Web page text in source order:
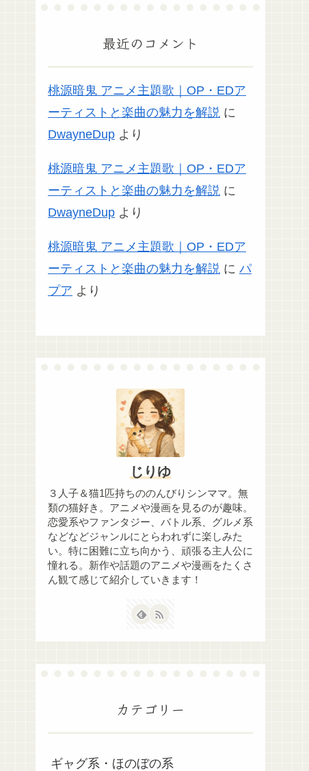
最近のコメント
桃源暗鬼 アニメ主題歌｜OP・EDア
ーティストと楽曲の魅力を解説 に
DwayneDup より
桃源暗鬼 アニメ主題歌｜OP・EDア
ーティストと楽曲の魅力を解説 に
DwayneDup より
桃源暗鬼 アニメ主題歌｜OP・EDア
ーティストと楽曲の魅力を解説 に パ
プア より
じりゆ
３人子＆猫1匹持ちののんびりシンママ。無
類の猫好き。アニメや漫画を見るのが趣味。
恋愛系やファンタジー、バトル系、グルメ系
などなどジャンルにとらわれずに楽しみた
い。特に困難に立ち向かう、頑張る主人公に
憧れる。新作や話題のアニメや漫画をたくさ
ん観て感じて紹介していきます！
カテゴリー
ギャグ系・ほのぼの系